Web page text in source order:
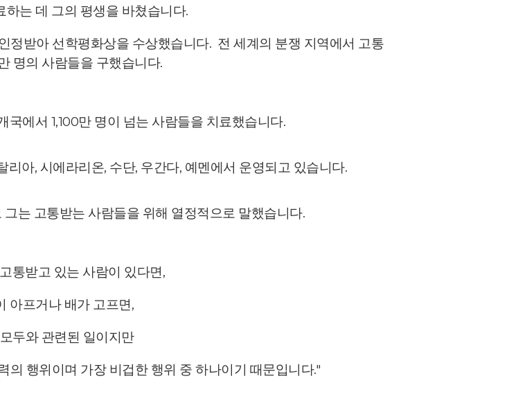
하는 데 그의 평생을 바쳤습니다.
정받아 선학평화상을 수상했습니다. 전 세계의 분쟁 지역에서 고통
명의 사람들을 구했습니다.
국에서 1,100만 명이 넘는 사람들을 치료했습니다.
아, 시에라리온, 수단, 우간다, 예멘에서 운영되고 있습니다.
는 고통받는 사람들을 위해 열정적으로 말했습니다.
통받고 있는 사람이 있다면,
아프거나 배가 고프면,
두와 관련된 일이지만
의 행위이며 가장 비겁한 행위 중 하나이기 때문입니다."